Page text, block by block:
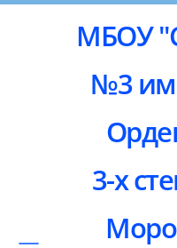
МБОУ
№3
3-х